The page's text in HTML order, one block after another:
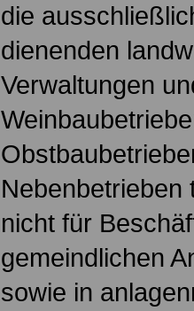
die
dienenden
Verwaltungen
Nebenbetrieben
nicht für
gemeindlichen
sowie in